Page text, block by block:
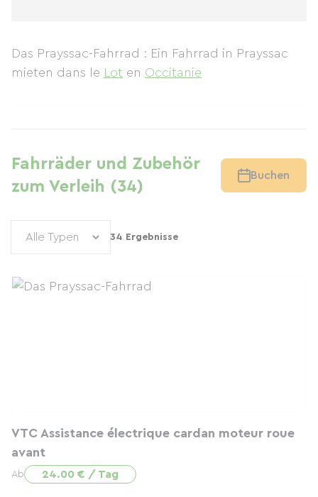
Das Prayssac-Fahrrad : Ein Fahrrad in Prayssac
mieten dans le Lot en Occitanie
Fahrräder und Zubehör
zum Verleih (34)
Buchen
34 Ergebnisse
VTC Assistance électrique cardan moteur roue
avant
Ab 24.00 € / Tag